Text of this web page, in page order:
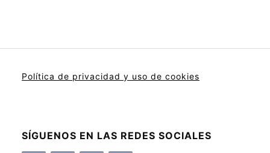
Política de privacidad y uso de cookies
SÍGUENOS EN LAS REDES SOCIALES